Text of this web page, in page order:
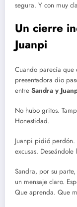
segura. Y con muy
Un cierre
Juanpi
Cuando parecía que
presentadora dio
entre Sandra y
No hubo gritos.
Honestidad.
Juanpi pidió perdón.
excusas.
Sandra, por su parte,
un mensaje claro.
Que aprenda. Que